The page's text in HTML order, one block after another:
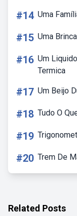
#14 Uma
#15 Uma
#16 Um
Termica
#17 Um Beijo
#18 Tudo O
#19
#20 Trem De
Related Posts